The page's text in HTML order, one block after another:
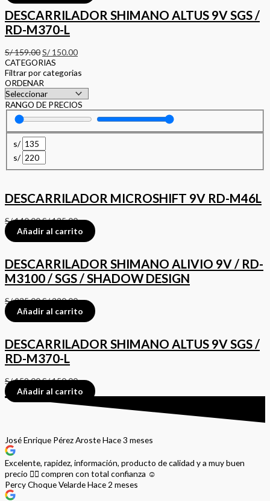
DESCARRILADOR SHIMANO ALTUS 9V SGS /
RD-M370-L
S/159.00S/ 150.00
CATEGORIAS
Filtrar por categorias
ORDENAR
RANGO DE PRECIOS
s/
s/
DESCARRILADOR MICROSHIFT 9V RD-M46L
S/140.00S/135.00
Añadir al carrito
DESCARRILADOR SHIMANO ALIVIO 9V / RD-
M3100 / SGS / SHADOW DESIGN
S/235.00S/220.00
Añadir al carrito
DESCARRILADOR SHIMANO ALTUS 9V SGS /
RD-M370-L
S/159.00S/150.00
Añadir al carrito
José Enrique Pérez ArosteHace 3 meses
Excelente, rapidez, información, producto de calidad y a muy buen
precio 👌🏻 compren con total confianza ☺️
Percy Choque VelardeHace 2 meses